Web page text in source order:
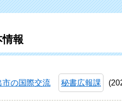
報
市の国際交流 秘書広報課